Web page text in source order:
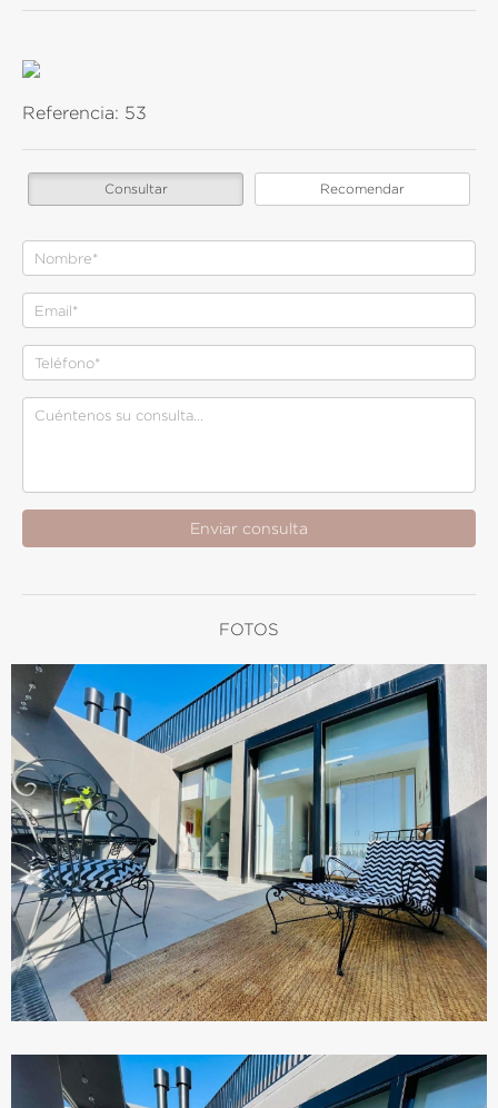
Referencia: 53
Consultar Recomendar
Nombre
Email
Teléfono
Consulta
Enviar consulta
FOTOS